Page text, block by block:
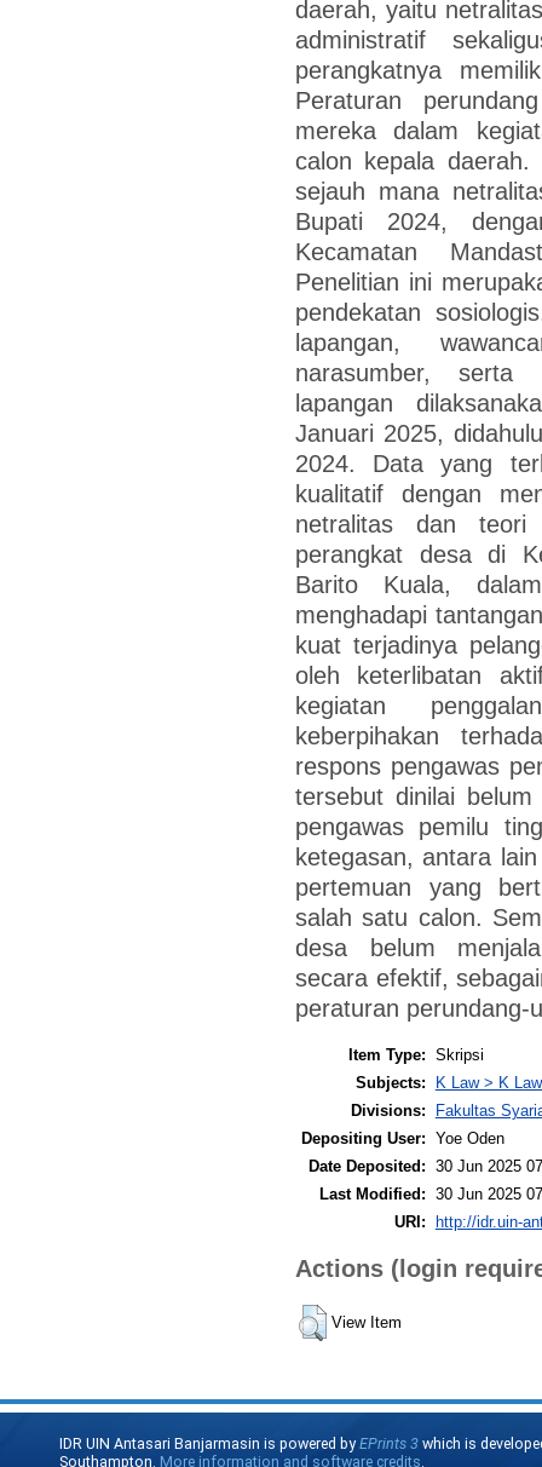
daerah, yaitu
administratif
perangkatnya
Peraturan
mereka dalam
calon kepala daerah.
sejauh mana
Bupati 2024,
Kecamatan
Penelitian ini
pendekatan
lapangan,
narasumber, serta
lapangan
Januari 2025,
2024. Data yang
kualitatif dengan
netralitas dan teori
perangkat desa di
Barito Kuala,
menghadapi
kuat terjadinya
oleh keterlibatan
kegiatan
keberpihakan
respons pengawas
tersebut dinilai
pengawas pemilu
ketegasan, antara
pertemuan yang
salah satu calon.
desa belum
secara efektif,
peraturan perundang-
Item Type: Skripsi
Subjects:
K Law > K
Divisions:
Fakultas
Depositing User: Yoe Oden
Date Deposited: 30 Jun 2025
Last Modified: 30 Jun 2025
URI: http://idr.uin-
Actions (login
View Item
IDR UIN Antasari Banjarmasin is powered byEPrints 3 which is
Southampton. More information and software credits.